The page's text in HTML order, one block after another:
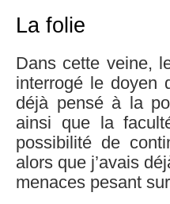
La folie
Dans cette veine,
interrogé le doyen
déjà pensé à la
ainsi que la
possibilité de
alors que j’avais
menaces pesant